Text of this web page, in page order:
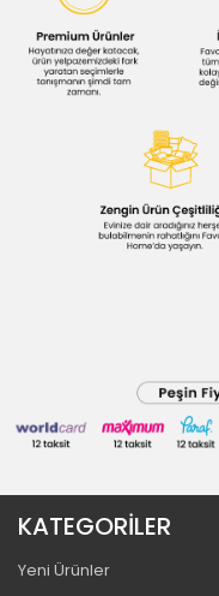
KATEGORİLER
Yeni Ürünler